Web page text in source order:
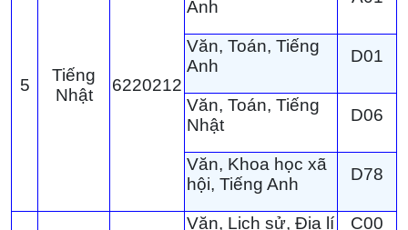
5
Tiếng
Nhật
6220212
Anh
Văn, Toán, Tiếng
Anh
D01
Văn, Toán, Tiếng
Nhật
D06
Văn, Khoa học xã
hội, Tiếng Anh
D78
Văn, Lịch sử, Địa lí C00